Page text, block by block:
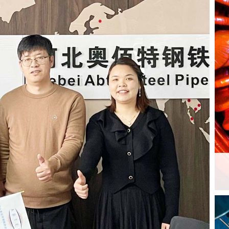
2LPE / 2LPP
Kaplamalı Boru
Galvanizli Çelik Boru
Epoksi İç Kaplama
Boruları
PTFE Kaplı Boru ve
Ek Parçaları
ASTM A333 Çelik
ASTM A519 Çelik
Boru
ASTM A213 Çelik
Boru
ASTM A369 Alaşımlı
Çelik Boru
ASTM A250 Alaşımlı
Çelik Boru
ASTM A556 Alaşımlı
Visit